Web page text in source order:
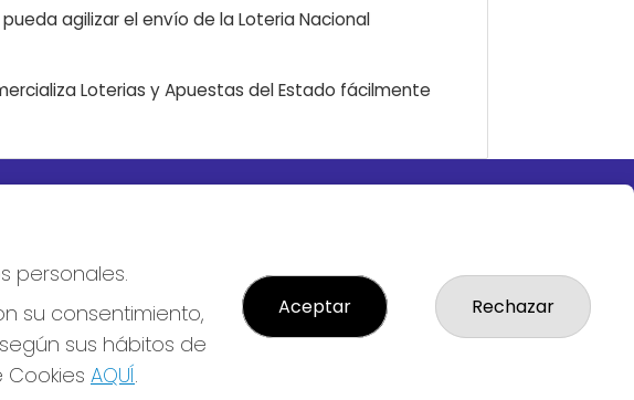
agilizar el envío de la Loteria Nacional
Loterias y Apuestas del Estado fácilmente
- Receptor Oficial
contactar por
Política de Privacidad
Política de Cookies
Condiciones de Compra
personales.
su consentimiento,
sus hábitos de
AQUÍ.
Aceptar Rechazar